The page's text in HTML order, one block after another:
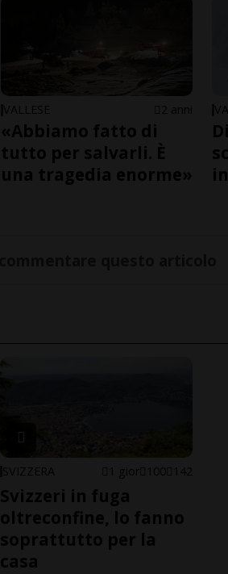
VALLESE 2 anni
«Abbiamo fatto di
tutto per salvarli. È
una tragedia enorme»
SVIZZERA 1 gior 100 142
Svizzeri in fuga
oltreconfine, lo fanno
soprattutto per la
casa